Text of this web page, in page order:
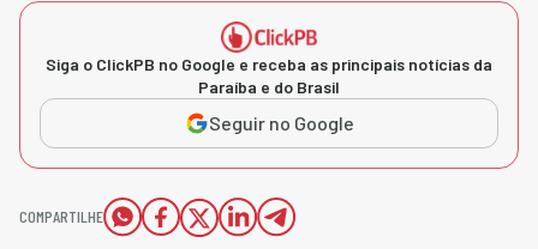
Siga o ClickPB no Google e receba as principais notícias da
Paraíba e do Brasil
Seguir no Google
COMPARTILHE